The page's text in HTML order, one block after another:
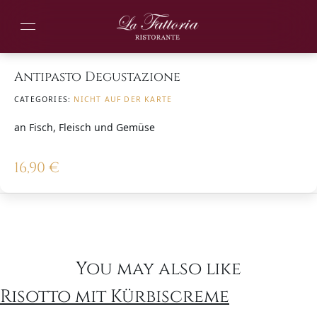
Antipasto Degustazione
CATEGORIES: NICHT AUF DER KARTE
an Fisch, Fleisch und Gemüse
16,90 €
You may also like
Risotto mit Kürbiscreme